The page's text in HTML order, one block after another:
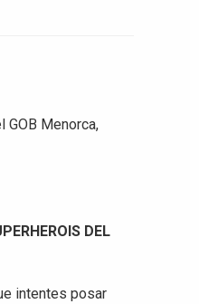
GOB Menorca,
DEL
intentes posar